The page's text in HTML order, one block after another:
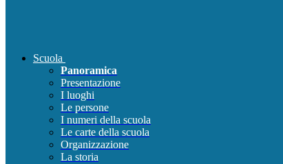
Scuola
Panoramica
Presentazione
I luoghi
Le persone
I numeri della scuola
Le carte della scuola
Organizzazione
La storia